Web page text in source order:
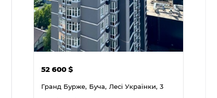
52 600$
Гранд Бурже, Буча, Лесі Українки, 3